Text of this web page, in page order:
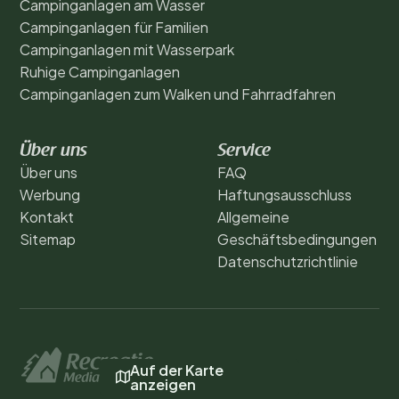
Auf der Karte
anzeigen
Campinganlagen am Wasser
Campinganlagen für Familien
Campinganlagen mit Wasserpark
Ruhige Campinganlagen
Campinganlagen zum Walken und Fahrradfahren
Über uns
Über uns
Werbung
Kontakt
Sitemap
Service
FAQ
Haftungsausschluss
Allgemeine
Geschäftsbedingungen
Datenschutzrichtlinie